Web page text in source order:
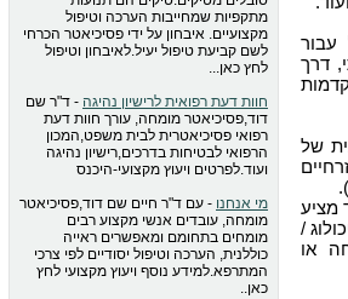
עבור
דרך
של
מציע
/
או
מתקפיות שמחייבות הערכה וטיפול
מקצועיים. איבחון על ידי פסיכיאטר הכרחי
לשם קביעת טיפול יעיל.לאיבחון וטיפול
לחץ כאן...
חוות דעת רפואית לרישיון נהיגה - ד"ר שם
דוד,פסיכיאטר מומחה, עורך חוות דעת
רפואי פסיכיאטרית לבית משפט,המכון
הרפואי לבטיחות בדרכים,רישיון נהיגה
ועוד.לפרטים ויעוץ מקצועי-היכנס
מי אנחנו - עם ד"ר חיים שם דוד,פסיכיאטר
מומחה, עובדים אנשי מקצוע רבים
מומחים בתחומם ומאפשרים ראייה
כוללנית, הערכה וטיפול יסודיים לפי צרכי
המתרפא.למידע נוסף ויעוץ מקצועי לחץ
כאן..